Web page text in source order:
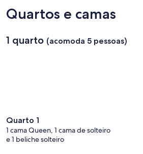
Kubitschek)
Quartos e camas
1 quarto (acomoda 5 pessoas)
Quarto 1
1 cama Queen, 1 cama de solteiro
e 1 beliche solteiro